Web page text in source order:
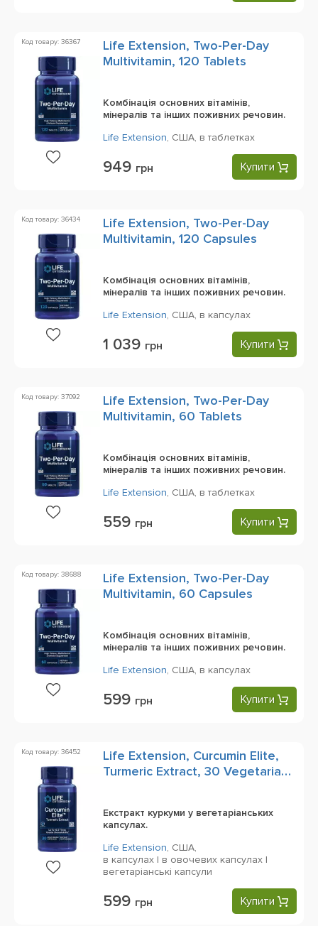
Код товару: 36367
Life Extension, Two-Per-Day
Multivitamin, 120 Tablets
Комбінація основних вітамінів,
мінералів та інших поживних речовин.
Life Extension, США, в таблетках
949 грн Купити
Код товару: 36434
Life Extension, Two-Per-Day
Multivitamin, 120 Capsules
Комбінація основних вітамінів,
мінералів та інших поживних речовин.
Life Extension, США, в капсулах
1 039 грн Купити
Код товару: 37092
Life Extension, Two-Per-Day
Multivitamin, 60 Tablets
Комбінація основних вітамінів,
мінералів та інших поживних речовин.
Life Extension, США, в таблетках
559 грн Купити
Код товару: 38688
Life Extension, Two-Per-Day
Multivitamin, 60 Capsules
Комбінація основних вітамінів,
мінералів та інших поживних речовин.
Life Extension, США, в капсулах
599 грн Купити
Код товару: 36452
Life Extension, Curcumin Elite,
Turmeric Extract, 30 Vegetarian
Екстракт куркуми у вегетаріанських
капсулах.
Life Extension, США,
в капсулах | в овочевих капсулах |
вегетаріанські капсули
599 грн Купити